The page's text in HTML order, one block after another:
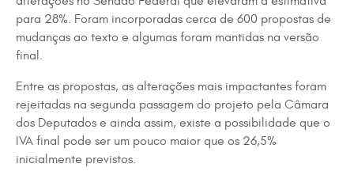
para 28%. Foram incorporadas cerca de 600 propostas de
mudanças ao texto e algumas foram mantidas na versão
final.
Entre as propostas, as alterações mais impactantes foram
rejeitadas na segunda passagem do projeto pela Câmara
dos Deputados e ainda assim, existe a possibilidade que o
IVA final pode ser um pouco maior que os 26,5%
inicialmente previstos.